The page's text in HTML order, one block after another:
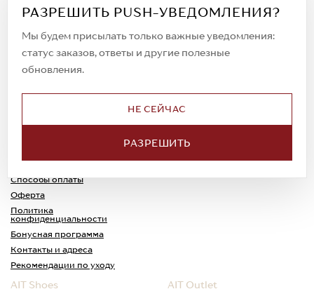
РАЗРЕШИТЬ PUSH-УВЕДОМЛЕНИЯ?
Мы будем присылать только важные уведомления:
статус заказов, ответы и другие полезные
обновления.
НЕ СЕЙЧАС
РАЗРЕШИТЬ
Всегда будьте в курсе новых акций и
спецпредложений!
© 2023. AIT Shoes
Все права защищены
Доставка
Способы оплаты
Оферта
Политика
конфиденциальности
Обмен и возврат
Каспи-Ред
Бонусная программа
Контакты и адреса
Рекомендации по уходу
AIT Shoes AIT Outlet